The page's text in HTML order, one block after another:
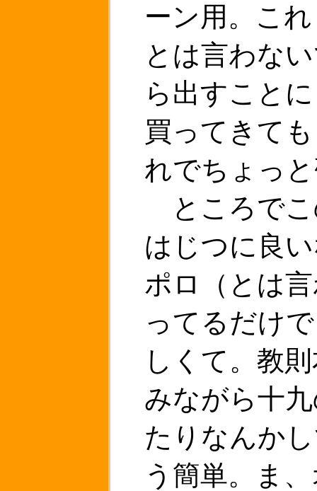
ーン用。こ
とは言わな
ら出すこと
買ってきて
れでちょっ
ところでこ
はじつに良
ポロ（とは
ってるだけ
しくて。教
みながら十
たりなんか
う簡単。ま